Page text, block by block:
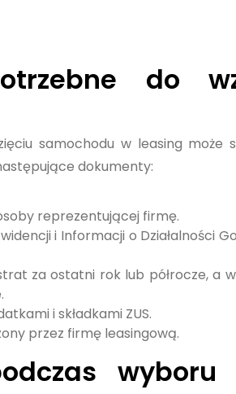
do
samochodu w leasing może
dokumenty:
reprezentującej firmę.
i Informacji o Działalności
za ostatni rok lub półrocze, a
i składkami ZUS.
przez firmę leasingową.
wyboru